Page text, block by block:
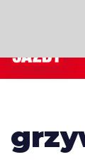
do
treści